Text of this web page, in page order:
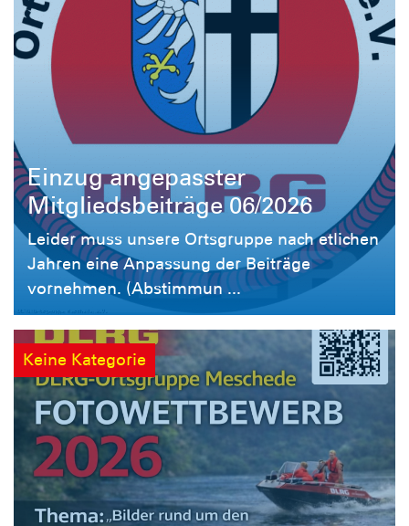
Einzug angepasster
Mitgliedsbeiträge 06/2026
Leider muss unsere Ortsgruppe nach etlichen
Jahren eine Anpassung der Beiträge
vornehmen. (Abstimmun ...
Keine Kategorie